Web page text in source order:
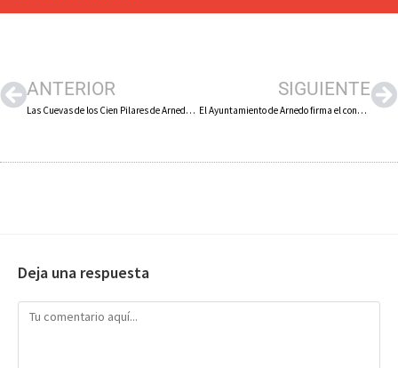
ANTERIOR
Las Cuevas de los Cien Pilares de Arnedo, premio Iter Vitis a la mejor experiencia relacionada con la arqueología
SIGUIENTE
El Ayuntamiento de Arnedo firma el convenio de colaboración anual con la Fundación Francisca Bretón a la que aporta 9.270 euros
Deja una respuesta